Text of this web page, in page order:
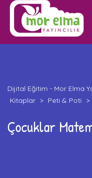
Dijital Eğitim - Mor Elma
Kitaplar > Peti & Poti >
Çocuklar